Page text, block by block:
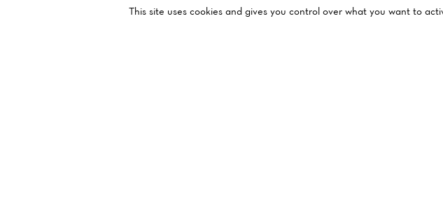
This site uses cookies and gives you control over what you want to